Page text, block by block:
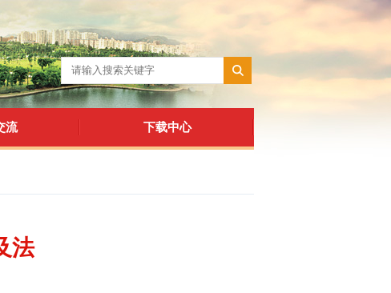
流 下载中心
法